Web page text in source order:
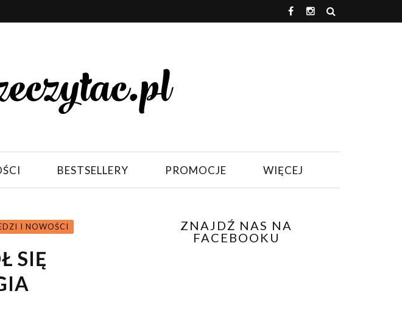
BESTSELLERY PROMOCJE WIĘCEJ
I NOWOŚCI
SIĘ
ZNAJDŹ NAS NA
FACEBOOKU